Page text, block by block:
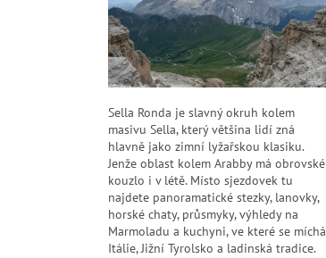
Sella Ronda je slavný okruh kolem
masivu Sella, který většina lidí zná
hlavně jako zimní lyžařskou klasiku.
Jenže oblast kolem Arabby má obrovské
kouzlo i v létě. Místo sjezdovek tu
najdete panoramatické stezky, lanovky,
horské chaty, průsmyky, výhledy na
Marmoladu a kuchyni, ve které se míchá
Itálie, Jižní Tyrolsko a ladinská tradice.